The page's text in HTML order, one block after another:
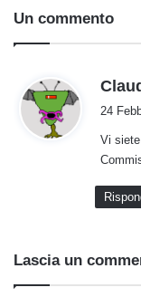
Un commento
24
Vi
Lascia un